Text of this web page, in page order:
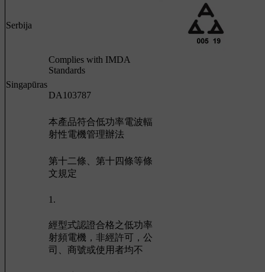
Serbija
Singapūras
Complies with IMDA
Standards
DA103787
本產品符合低功率電波輻
射性電機管理辦法
第十二條、第十四條等條
文規定
1.
經型式認證合格之低功率
射頻電機，非經許可，公
司、商號或使用者均不